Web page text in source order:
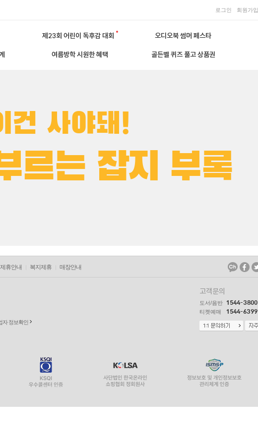
로그인 회원가입
제23회 어린이 독후감 대회 오디오북 썸머 페스타
여름방학 시원한 혜택 골든벨 퀴즈 풀고 상품권
건 사야돼!
르는 잡지 부록
제휴안내 복지제휴 매장안내
자 정보확인
고객문의
도서/음반 1544-3800
티켓예매 1544-6399
PYEVENTWEB3